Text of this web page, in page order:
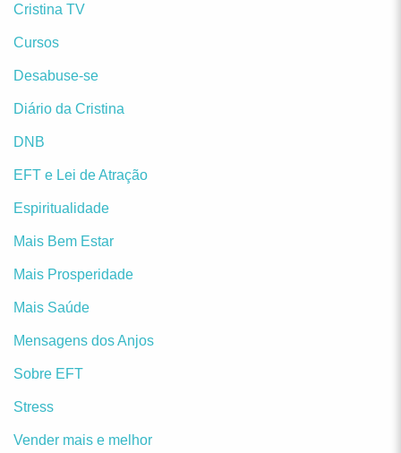
Cristina TV
Cursos
Desabuse-se
Diário da Cristina
DNB
EFT e Lei de Atração
Espiritualidade
Mais Bem Estar
Mais Prosperidade
Mais Saúde
Mensagens dos Anjos
Sobre EFT
Stress
Vender mais e melhor